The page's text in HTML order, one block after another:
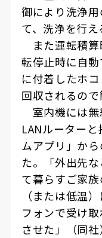
御により洗浄
て、洗浄を行え
また運転積算
転停止時に自
に付着したホ
回収されるので
室内機には無
LANルーター
ムアプリ」か
た。「外出先
て暮らすご家
（または低温
フォンで受け
させた」（同社